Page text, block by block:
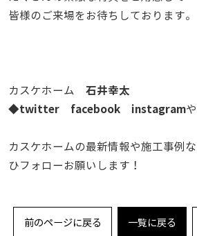
皆様のご来場をお待ちしております。
カスケホーム 石井幸太
◆twitter facebook instagram
カスケホームの最新情報や施工事例
ひフォローお願いします！
前のページに戻る 一覧に戻る